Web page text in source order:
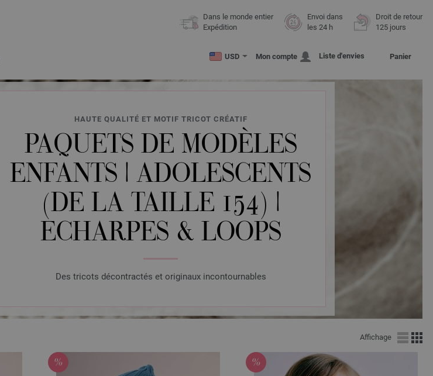
Dans le monde entier
Expédition
Envoi dans
les 24 h
Droit de retour
125 jours
USD Mon compte Liste d'envies Panier
HAUTE QUALITÉ ET MOTIF TRICOT CRÉATIF
PAQUETS DE MODÈLES
ENFANTS | ADOLESCENTS
(DE LA TAILLE 154) |
ECHARPES & LOOPS
Des tricots décontractés et originaux incontournables
Affichage